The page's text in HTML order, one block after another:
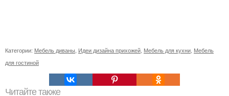
Категории: Мебель диваны Идеи дизайна прихожей Мебель для кухни Мебель
для гостиной
Читайте также